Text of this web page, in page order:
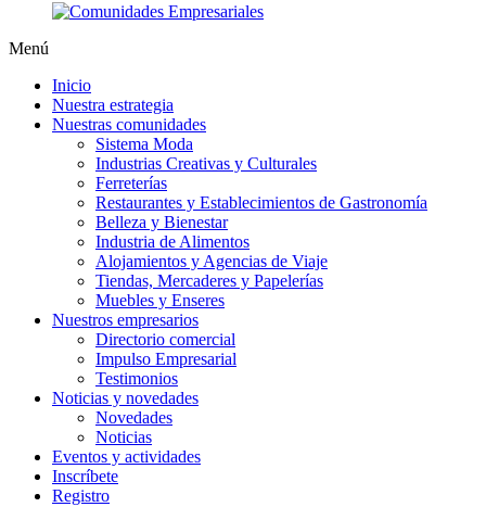
Menú
Inicio
Nuestra estrategia
Nuestras comunidades
Sistema Moda
Industrias Creativas y Culturales
Ferreterías
Restaurantes y Establecimientos de Gastronomía
Belleza y Bienestar
Industria de Alimentos
Alojamientos y Agencias de Viaje
Tiendas, Mercaderes y Papelerías
Muebles y Enseres
Nuestros empresarios
Directorio comercial
Impulso Empresarial
Testimonios
Noticias y novedades
Novedades
Noticias
Eventos y actividades
Inscríbete
Registro